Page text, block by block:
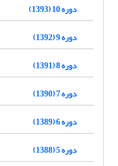
دوره 10 (1393)
دوره 9 (1392)
دوره 8 (1391)
دوره 7 (1390)
دوره 6 (1389)
دوره 5 (1388)